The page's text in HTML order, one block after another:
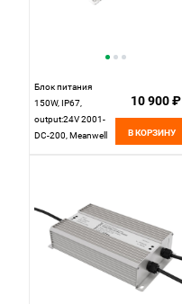
Блок питания
150W, IP67,
output:24V 2001-
DC-200, Meanwell
L180*W63*H35
10 900 ₽
В КОРЗИНУ